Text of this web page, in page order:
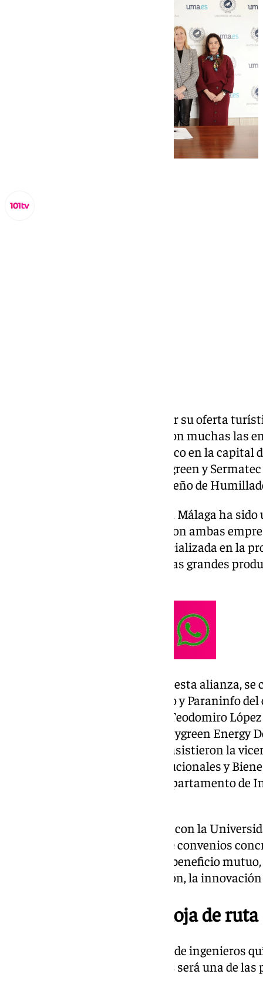
Málaga no solo está de moda por su oferta
hace ya una larga temporada, son muchas las
innovadoras las que ponen el foco en la capital
las multinacionales chinas Hygreen y
abrirán en el municipio malagueño de
El primer paso para su llegada a Málaga ha
con ambas
lado, con Hygreen Energy, especializada en la
por otro, con Sermatec, una de las grandes
El acto, en el que se materializó esta alianza, se
edificio del Pabellón de Gobierno y Paraninfo
asistencia el rector de la UMA, Teodomiro
Ledesma, el administrador de Hygreen Energy
Sermatec Energy S.L. También asistieron la
Estratégicos, Relaciones Institucionales y
Cabrera, y las profesoras del Departamento
Ambas compañías colaborarán con la
programas conjuntos mediante convenios
actividades que redunden en el beneficio
relacionadas con la investigación, la
La formación como hoja de ruta
La formación para el desarrollo de ingenieros
en estas tecnologías renovables será una de